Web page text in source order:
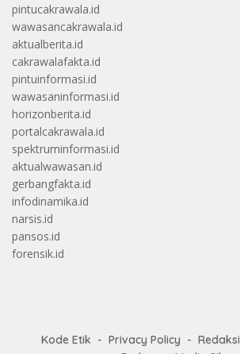
pintucakrawala.id
wawasancakrawala.id
aktualberita.id
cakrawalafakta.id
pintuinformasi.id
wawasaninformasi.id
horizonberita.id
portalcakrawala.id
spektruminformasi.id
aktualwawasan.id
gerbangfakta.id
infodinamika.id
narsis.id
pansos.id
forensik.id
Kode Etik Privacy Policy Redaksi